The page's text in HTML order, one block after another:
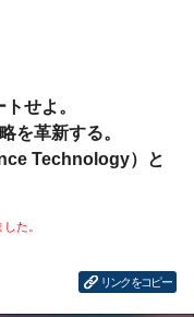
せよ。
を革新する。
Technology）と
リンクをコピー